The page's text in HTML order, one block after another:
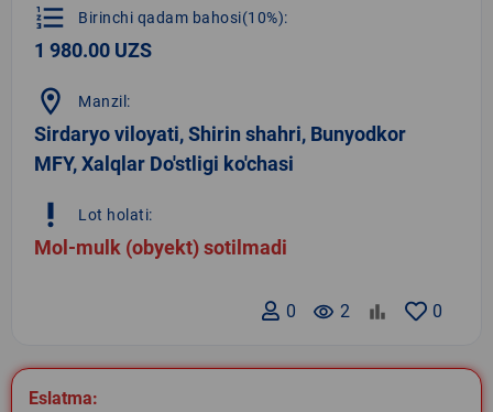
format_list_numbered Birinchi qadam bahosi(10%):
1 980.00 UZS
location_on Manzil:
Sirdaryo viloyati, Shirin shahri, Bunyodkor
MFY, Xalqlar Do'stligi ko'chasi
priority_high Lot holati:
Mol-mulk (obyekt) sotilmadi
0
remove_red_eye 2
0
Eslatma: